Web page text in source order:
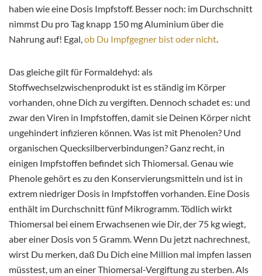
haben wie eine Dosis Impfstoff. Besser noch: im Durchschnitt
nimmst Du pro Tag knapp 150 mg Aluminium über die
Nahrung auf! Egal,ob Du Impfgegner bist oder nicht.
Das gleiche gilt für Formaldehyd: als
Stoffwechselzwischenprodukt ist es ständig im Körper
vorhanden, ohne Dich zu vergiften. Dennoch schadet es: und
zwar den Viren in Impfstoffen, damit sie Deinen Körper nicht
ungehindert infizieren können. Was ist mit Phenolen? Und
organischen Quecksilberverbindungen? Ganz recht, in
einigen Impfstoffen befindet sich Thiomersal. Genau wie
Phenole gehört es zu den Konservierungsmitteln und ist in
extrem niedriger Dosis in Impfstoffen vorhanden. Eine Dosis
enthält im Durchschnitt fünf Mikrogramm. Tödlich wirkt
Thiomersal bei einem Erwachsenen wie Dir, der 75 kg wiegt,
aber einer Dosis von 5 Gramm. Wenn Du jetzt nachrechnest,
wirst Du merken, daß Du Dich eine Million mal impfen lassen
müsstest, um an einer Thiomersal-Vergiftung zu sterben. Als